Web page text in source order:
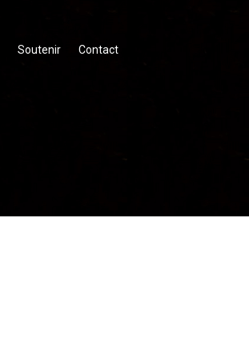
Soutenir Contact